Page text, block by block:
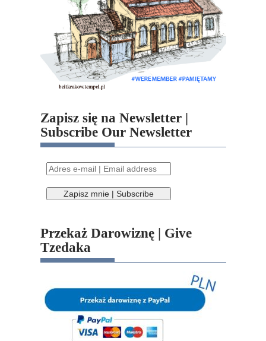
Zapisz się na Newsletter |
Subscribe Our Newsletter
Przekaż Darowiznę | Give
Tzedaka